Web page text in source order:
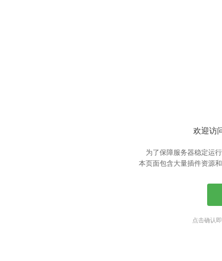
欢迎访
为了保障服务器稳定运
本页面包含大量插件资源
点击确认